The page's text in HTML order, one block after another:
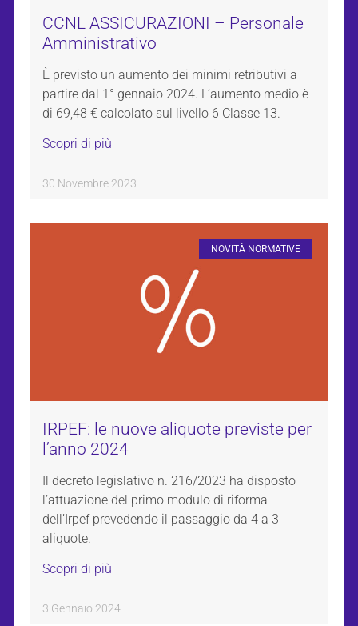
CCNL ASSICURAZIONI – Personale
Amministrativo
È previsto un aumento dei minimi retributivi a
partire dal 1° gennaio 2024. L’aumento medio è
di 69,48 € calcolato sul livello 6 Classe 13.
Scopri di più
30 Novembre 2023
NOVITÀ NORMATIVE
IRPEF: le nuove aliquote previste per
l’anno 2024
Il decreto legislativo n. 216/2023 ha disposto
l’attuazione del primo modulo di riforma
dell’Irpef prevedendo il passaggio da 4 a 3
aliquote.
Scopri di più
3 Gennaio 2024